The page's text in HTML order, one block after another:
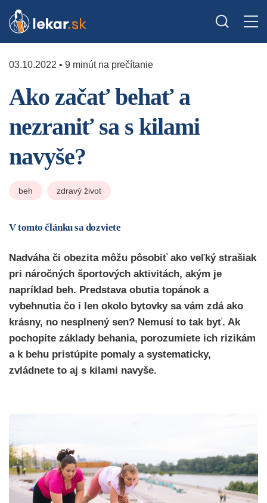
03.10.2022 • 9 minút na prečítanie
Ako začať behať a
nezraniť sa s kilami
navyše?
beh zdravý život
V tomto článku sa dozviete
Nadváha či obezita môžu pôsobiť ako veľký strašiak
pri náročných športových aktivitách, akým je
napríklad beh. Predstava obutia topánok a
vybehnutia čo i len okolo bytovky sa vám zdá ako
krásny, no nesplnený sen? Nemusí to tak byť. Ak
pochopíte základy behania, porozumiete ich rizikám
a k behu pristúpite pomaly a systematicky,
zvládnete to aj s kilami navyše.